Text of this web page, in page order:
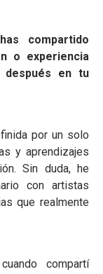
compartido
o experiencia
después en tu
por un solo
y aprendizajes
Sin duda, he
con artistas
que realmente
compartí